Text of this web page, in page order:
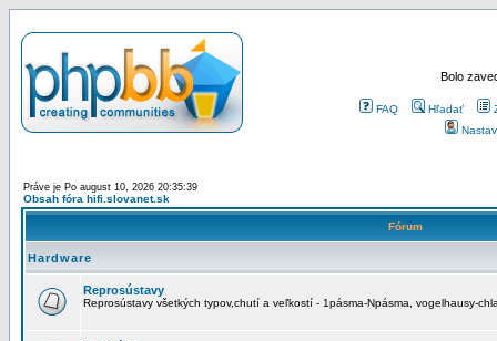
Bolo
FAQ Hľadať
Práve je Po august 10, 2026 20:35:39
Obsah fóra hifi.slovanet.sk
Fórum
Hardware
Reprosústavy
Reprosústavy všetkých typov,chutí a veľkostí - 1pásma-Npásma, vogelhausy-